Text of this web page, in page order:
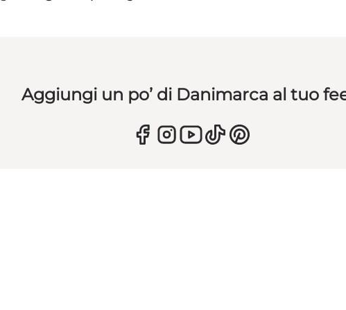
Aggiungi un po’ di Danimarca al tuo